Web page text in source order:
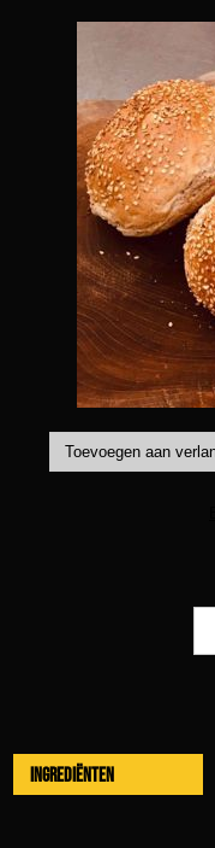
Ingrediënten